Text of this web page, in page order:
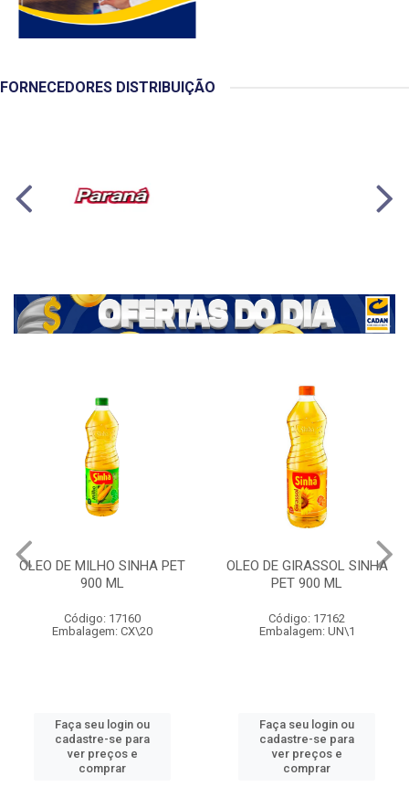
FORNECEDORES DISTRIBUIÇÃO
OLEO DE MILHO SINHA PET
900 ML
Código: 17160
Embalagem: CX\20
Faça seu login ou
cadastre-se para
ver preços e
comprar
OLEO DE GIRASSOL SINHA
PET 900 ML
Código: 17162
Embalagem: UN\1
Faça seu login ou
cadastre-se para
ver preços e
comprar